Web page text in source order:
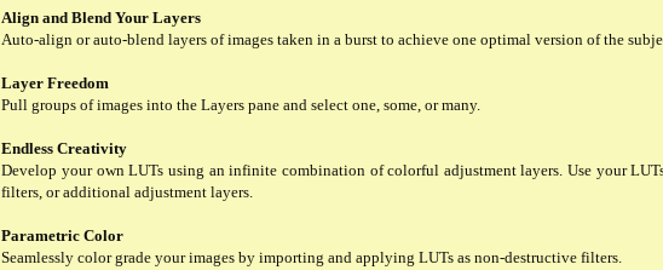
Align and Blend Your Layers
Auto-align or auto-blend layers of images taken in a burst to achieve one optimal version of the
Layer Freedom
Pull groups of images into the Layers pane and select one, some, or many.
Endless Creativity
Develop your own LUTs using an infinite combination of colorful adjustment layers. Use your
filters, or additional adjustment layers.
Parametric Color
Seamlessly color grade your images by importing and applying LUTs as non-destructive filters.